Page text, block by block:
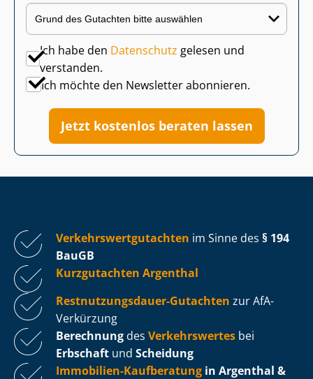
Ich habe den Datenschutz gelesen und
verstanden.
Ich möchte den Newsletter abonnieren.
Jetzt kostenlos beraten lassen
Ver­kehrs­wert­gut­ach­ten im Sinne des § 194
BauGB
Kurzgutachten Argenthal
Rest­nut­zungs­dau­er-Gutachten zur AfA-
Verkürzung
Berechnung des Verkehrswertes bei
Erbschaft und Scheidung
Immobilien-Kaufberatung in Argenthal &